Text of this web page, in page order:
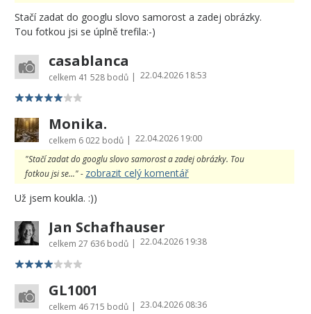
Stačí zadat do googlu slovo samorost a zadej obrázky.
Tou fotkou jsi se úplně trefila:-)
casablanca
celkem 41 528 bodů 22.04.2026 18:53
Monika.
celkem 6 022 bodů
22.04.2026 19:00
"Stačí zadat do googlu slovo samorost a zadej obrázky. Tou
fotkou jsi se..." - zobrazit celý komentář
Už jsem koukla. :))
Jan Schafhauser
celkem 27 636 bodů 22.04.2026 19:38
GL1001
celkem 46 715 bodů 23.04.2026 08:36